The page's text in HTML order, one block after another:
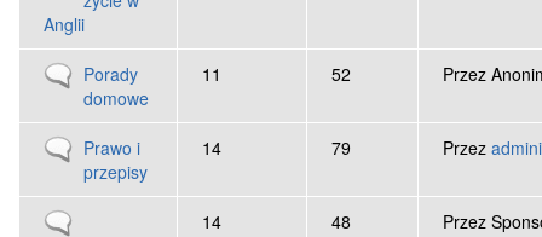
Anglii
Brak nowych wpisów
Porady
domowe
11 52 Przez
Brak nowych wpisów
Prawo i
przepisy
14 79 Przez
Brak nowych wpisów 14 48 Przez